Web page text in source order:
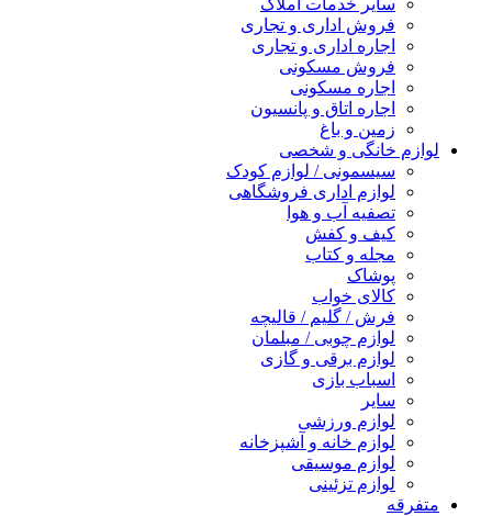
سایر خدمات املاک
فروش اداری و تجاری
اجاره اداری و تجاری
فروش مسکونی
اجاره مسکونی
اجاره اتاق و پانسیون
زمین و باغ
لوازم خانگی و شخصی
سیسمونی / لوازم کودک
لوازم اداری فروشگاهی
تصفیه آب و هوا
کیف و کفش
مجله و کتاب
پوشاک
کالای خواب
فرش / گلیم / قالیچه
لوازم چوبی / مبلمان
لوازم برقی و گازی
اسباب بازی
سایر
لوازم ورزشی
لوازم خانه و آشپزخانه
لوازم موسیقی
لوازم تزئینی
متفرقه